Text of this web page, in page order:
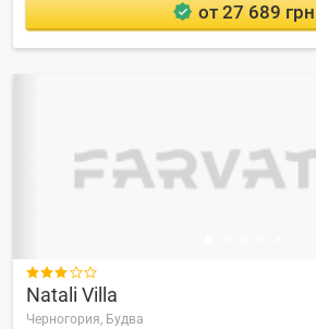
от 27 689 грн

Natali Villa
Черногория, Будва